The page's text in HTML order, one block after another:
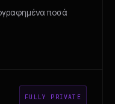
ποσά
FULLY PRIVATE